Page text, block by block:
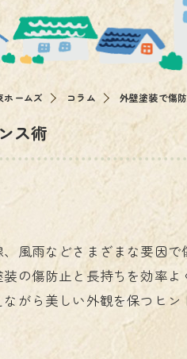
ホームズ コラム 外壁塗装で傷
ス術
風雨などさまざまな要因
の傷防止と長持ちを効率
がら美しい外観を保つヒン